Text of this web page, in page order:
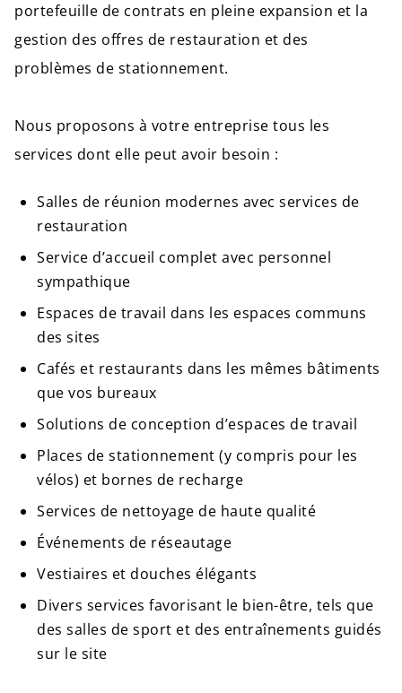
portefeuille de contrats en pleine expansion et la
gestion des offres de restauration et des
problèmes de stationnement.
Nous proposons à votre entreprise tous les
services dont elle peut avoir besoin :
Salles de réunion modernes avec services de
restauration
Service d’accueil complet avec personnel
sympathique
Espaces de travail dans les espaces communs
des sites
Cafés et restaurants dans les mêmes bâtiments
que vos bureaux
Solutions de conception d’espaces de travail
Places de stationnement (y compris pour les
vélos) et bornes de recharge
Services de nettoyage de haute qualité
Événements de réseautage
Vestiaires et douches élégants
Divers services favorisant le bien-être, tels que
des salles de sport et des entraînements guidés
sur le site